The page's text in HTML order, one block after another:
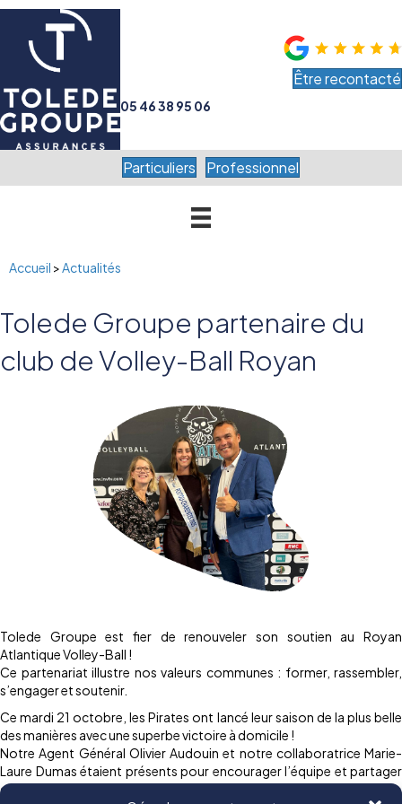
Être recontacté
05 46 38 95 06
Particuliers Professionnel
Accueil >Actualités
Tolede Groupe partenaire du
club de Volley-Ball Royan
Tolede Groupe est fier de renouveler son soutien au Royan
Atlantique Volley-Ball !
Ce partenariat illustre nos valeurs communes : former, rassembler,
s’engager et soutenir.
Ce mardi 21 octobre, les Pirates ont lancé leur saison de la plus belle
des manières avec une superbe victoire à domicile !
Notre Agent Général Olivier Audouin et notre collaboratrice Marie-
Laure Dumas étaient présents pour encourager l’équipe et partager
ce beau moment avec le club.